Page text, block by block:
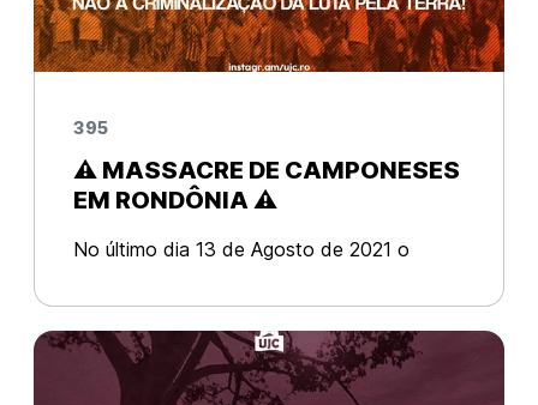
395
⚠️ MASSACRE DE CAMPONESES
EM RONDÔNIA ⚠️
No último dia 13 de Agosto de 2021 o
com cobertura da Força Nacional, invadiu o
acampamento Ademar Ferreira, localizado
na zona Rural do município de Nova Mut